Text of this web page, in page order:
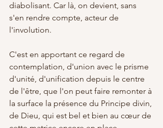
diabolisant. Car là, on devient, sans
s'en rendre compte, acteur de
l'involution.
C'est en apportant ce regard de
contemplation, d'union avec le prisme
d'unité, d'unification depuis le centre
de l'être, que l'on peut faire remonter à
la surface la présence du Principe divin,
de Dieu, qui est bel et bien au cœur de